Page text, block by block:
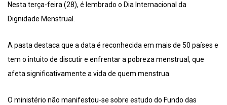
Nesta terça-feira (28), é lembrado o Dia Internacional da
Dignidade Menstrual.
A pasta destaca que a data é reconhecida em mais de 50 países e
tem o intuito de discutir e enfrentar a pobreza menstrual, que
afeta significativamente a vida de quem menstrua.
O ministério não manifestou-se sobre estudo do Fundo das